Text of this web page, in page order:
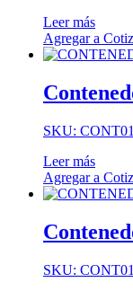
Leer más
Agregar a
SKU:
Leer más
Agregar a
SKU: